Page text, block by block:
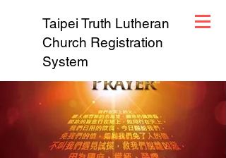
Taipei Truth Lutheran
Church Registration
System